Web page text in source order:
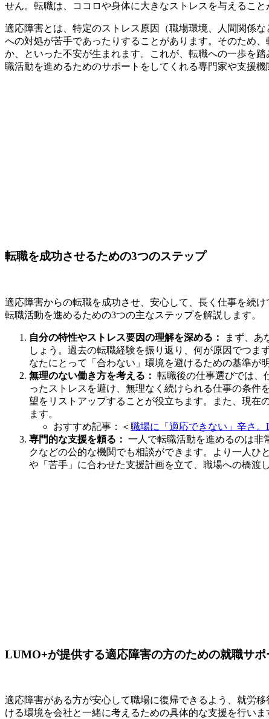
せん。転職は、ココロや身体に大きなストレスを与えるこ
適応障害とは、特定のストレス原因（職場環境、人間関係
への対処が苦手であったりすることがあります。そのため
か、といった不安が生まれます。これが、転職への一歩を
職活動を進めるためのサポートをしてくれる専門家や支援機
転職を成功させるための3つのステップ
適応障害からの転職を成功させ、安心して、長く仕事を続
転職活動を進めるための3つの主なステップを解説します。
自分の特性やストレス要因の理解を深める：
まず、あ
しょう。過去の転職経験を振り返り、何が原因でつ
なたにとって「合わない」環境を避けるための基準が
無理のない働き方を考える： 転職後の仕事選びでは、
ったストレスを避け、無理なく続けられる仕事の条
望をリストアップすることが役立ちます。また、現在
ます。
おすすめ記事：＜ 職場に「適応できない」辛さ
専門的な支援を頼る： 一人で転職活動を進めるのは非
クなどの公的な機関でも相談ができます。より一人
や「苦手」に合わせた支援計画を立て、職場への橋渡
LUMO+が提供する適応障害の方のための就職サポ
適応障害がある方が安心して職場に復帰できるよう、就労
ける環境を会社と一緒に考えるための具体的な支援を行いま